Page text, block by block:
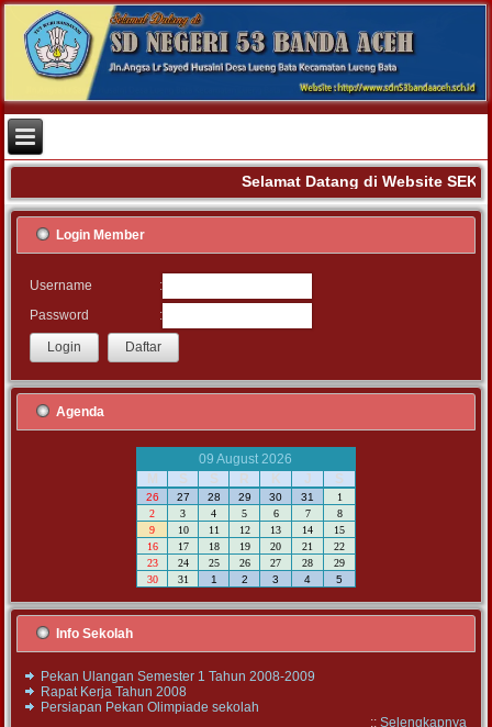
Selamat Datang di Website
Login Member
Username
:
Password
:
Agenda
09 August 2026
M
S S R K J S
26 27 28 29 30 31
1
2
3 4 5 6 7
8
9
10 11 12 13 14
15
16
17 18 19 20 21
22
23
24 25 26 27 28
29
30
31 1 2 3 4 5
Info Sekolah
Pekan Ulangan Semester 1 Tahun 2008-2009
Rapat Kerja Tahun 2008
Persiapan Pekan Olimpiade sekolah
:: Selengkapnya